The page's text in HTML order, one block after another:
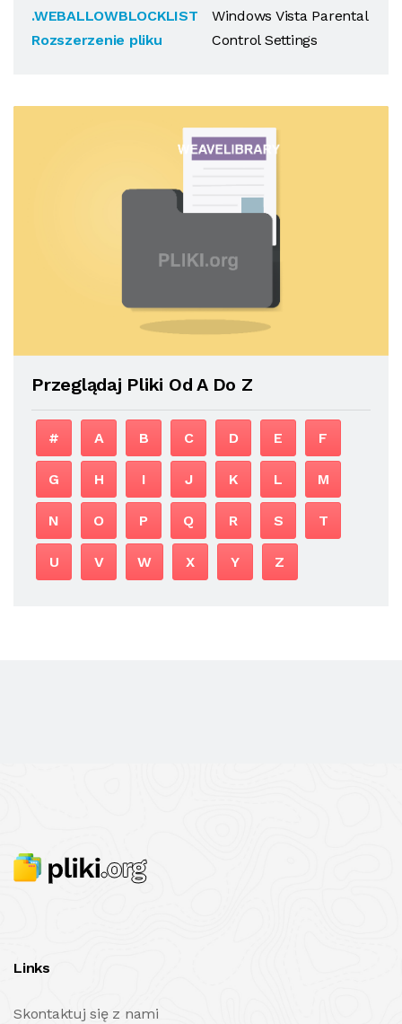
.WEBALLOWBLOCKLIST
Rozszerzenie pliku
Windows Vista Parental
Control Settings
Przeglądaj Pliki Od A Do Z
# A B C D E F
G H I J K L M
N O P Q R S T
U V W X Y Z
Links
Skontaktuj się z nami